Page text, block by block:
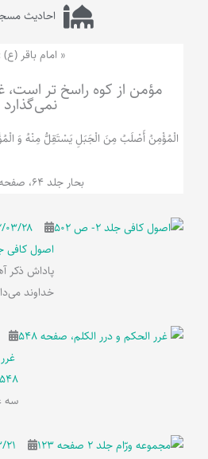
احادیث
« امام باقر (ع)
مؤمن از کوه راسخ تر است،
نمی‌گذارد
الْمُؤْمِنُ‌ أَصْلَبُ‌ مِنَ‌ الْجَبَلِ‌ یَسْتَقِلُّ مِنْهُ وَ
بحار جلد 64، صفحه 362
۱۴۰۲/
اصول کافی جلد
پاداش ذکر
خداوند
548
سه